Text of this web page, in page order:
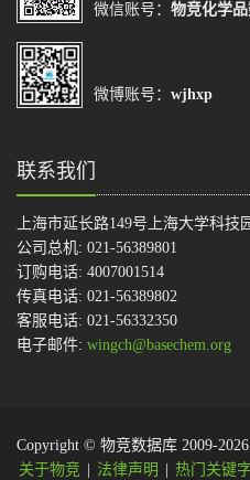
微信账号： 物竞化学
微博账号： wjhxp
联系我们
上海市延长路149号上海大学科技
公司总机: 021-56389801
订购电话: 4007001514
传真电话: 021-56389802
客服电话: 021-56332350
电子邮件: wingch@basechem.org
Copyright © 物竞数据库 2009-
关于物竞
法律声明 热门关键字